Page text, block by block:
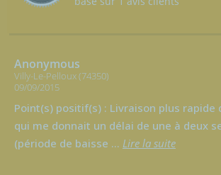
Anonymous
Villy-Le-Pelloux (74350)
09/09/2015
Point(s) positif(s) : Livraison plus rapide
qui me donnait un délai de une à deux
(période de baisse ... Lire la suite